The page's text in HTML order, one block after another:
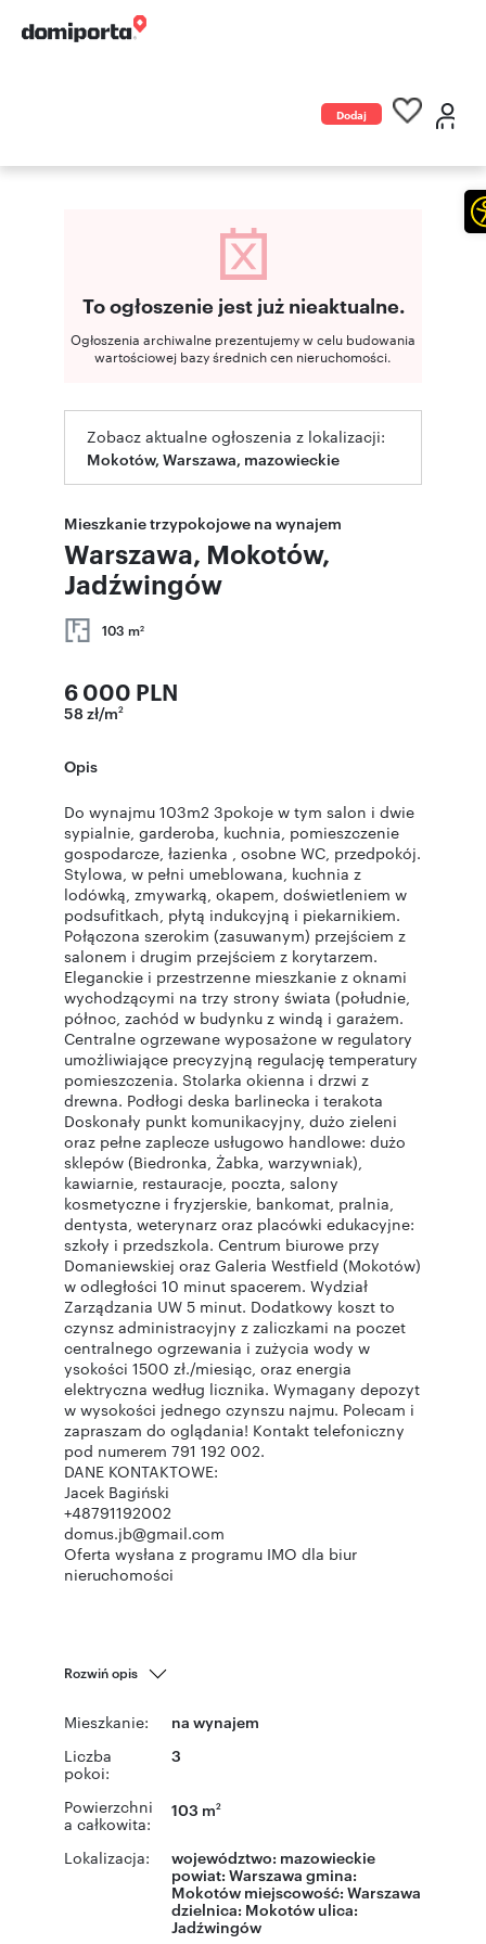
Dodaj
To ogłoszenie jest już nieaktualne.
Ogłoszenia archiwalne prezentujemy w celu budowania
wartościowej bazy średnich cen nieruchomości.
Zobacz aktualne ogłoszenia z lokalizacji:
Mokotów, Warszawa, mazowieckie
Mieszkanie trzypokojowe na wynajem
Warszawa, Mokotów,
Jadźwingów
103 m2
6 000 PLN
58 zł/m2
Opis
Do wynajmu 103m2 3pokoje w tym salon i dwie
sypialnie, garderoba, kuchnia, pomieszczenie
gospodarcze, łazienka , osobne WC, przedpokój.
Stylowa, w pełni umeblowana, kuchnia z
lodówką, zmywarką, okapem, doświetleniem w
podsufitkach, płytą indukcyjną i piekarnikiem.
Połączona szerokim (zasuwanym) przejściem z
salonem i drugim przejściem z korytarzem.
Eleganckie i przestrzenne mieszkanie z oknami
wychodzącymi na trzy strony świata (południe,
północ, zachód w budynku z windą i garażem.
Centralne ogrzewane wyposażone w regulatory
umożliwiające precyzyjną regulację temperatury
pomieszczenia. Stolarka okienna i drzwi z
drewna. Podłogi deska barlinecka i terakota
Doskonały punkt komunikacyjny, dużo zieleni
oraz pełne zaplecze usługowo handlowe: dużo
sklepów (Biedronka, Żabka, warzywniak),
kawiarnie, restauracje, poczta, salony
kosmetyczne i fryzjerskie, bankomat, pralnia,
dentysta, weterynarz oraz placówki edukacyjne:
szkoły i przedszkola. Centrum biurowe przy
Domaniewskiej oraz Galeria Westfield (Mokotów)
w odległości 10 minut spacerem. Wydział
Zarządzania UW 5 minut. Dodatkowy koszt to
czynsz administracyjny z zaliczkami na poczet
centralnego ogrzewania i zużycia wody w
ysokości 1500 zł./miesiąc, oraz energia
elektryczna według licznika. Wymagany depozyt
w wysokości jednego czynszu najmu. Polecam i
zapraszam do oglądania! Kontakt telefoniczny
pod numerem 791 192 002.
DANE KONTAKTOWE:
Jacek Bagiński
+48791192002
domus.jb@gmail.com
Oferta wysłana z programu IMO dla biur
nieruchomości
Rozwiń opis
Mieszkanie: na wynajem
Liczba
pokoi:
3
Powierzchni
a całkowita:
103 m2
Lokalizacja: województwo: mazowieckie
powiat: Warszawa gmina:
Mokotów miejscowość: Warszawa
dzielnica: Mokotów ulica:
Jadźwingów